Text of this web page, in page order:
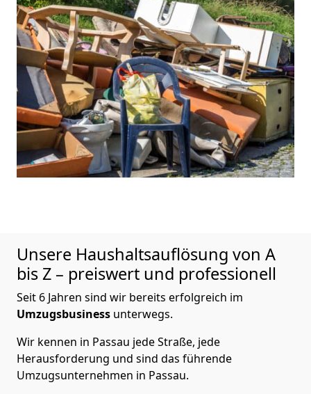
Unsere Haushaltsauflösung von A
bis Z – preiswert und professionell
Seit 6 Jahren sind wir bereits erfolgreich im
Umzugsbusiness unterwegs.
Wir kennen in Passau jede Straße, jede
Herausforderung und sind das führende
Umzugsunternehmen in Passau.